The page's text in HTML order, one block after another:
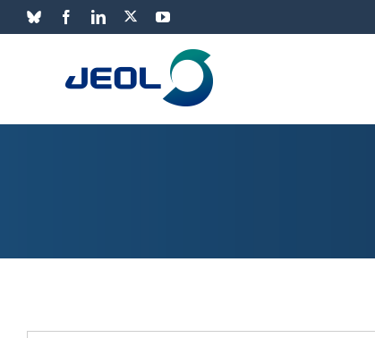
Passer
au
Bluesky FacebookLinkedIn YouTube